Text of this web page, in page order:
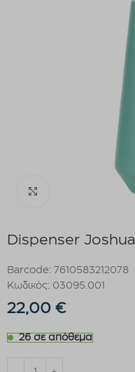
Dispenser Joshua
Barcode: 7610583212078
Κωδικός: 03095.001
22,00 €
26 σε απόθεμα